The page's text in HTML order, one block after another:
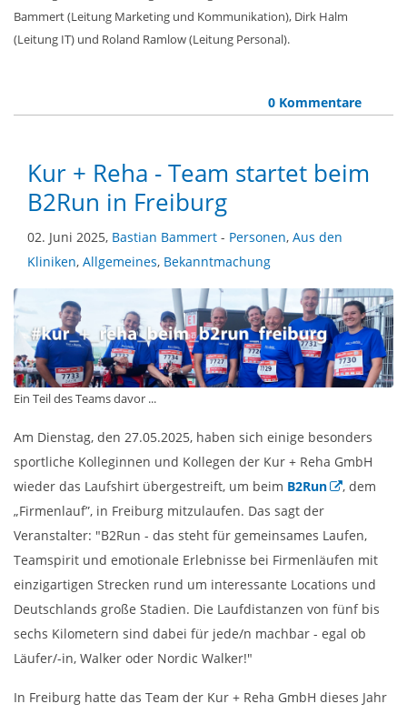
Bammert (Leitung Marketing und Kommunikation), Dirk Halm
(Leitung IT) und Roland Ramlow (Leitung Personal).
0 Kommentare
Kur + Reha - Team startet beim
B2Run in Freiburg
02. Juni 2025, Bastian Bammert - Personen, Aus den
Kliniken, Allgemeines, Bekanntmachung
Ein Teil des Teams davor ...
Am Dienstag, den 27.05.2025, haben sich einige besonders
sportliche Kolleginnen und Kollegen der Kur + Reha GmbH
wieder das Laufshirt übergestreift, um beim B2Run
, dem
„Firmenlauf”, in Freiburg mitzulaufen. Das sagt der
Veranstalter: "B2Run - das steht für gemeinsames Laufen,
Teamspirit und emotionale Erlebnisse bei Firmenläufen mit
einzigartigen Strecken rund um interessante Locations und
Deutschlands große Stadien. Die Laufdistanzen von fünf bis
sechs Kilometern sind dabei für jede/n machbar - egal ob
Läufer/-in, Walker oder Nordic Walker!"
In Freiburg hatte das Team der Kur + Reha GmbH dieses Jahr